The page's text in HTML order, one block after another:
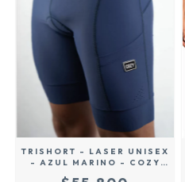
TRISHORT - LASER UNISEX
- AZUL MARINO - COZY